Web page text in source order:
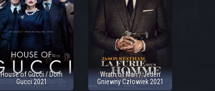
House of Gucci / Dom
Gucci 2021
Wrath of Man / Jeden
Gniewny Człowiek 2021